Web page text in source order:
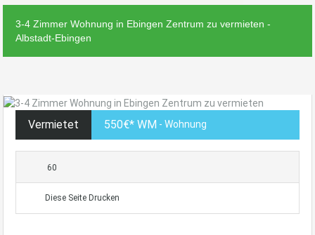
3-4 Zimmer Wohnung in Ebingen Zentrum zu vermieten -
Albstadt-Ebingen
Vermietet 550€* WM - Wohnung
60
Diese Seite Drucken